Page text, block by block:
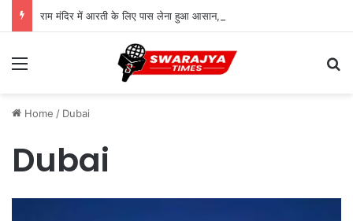
Menu
Home / Dubai
Dubai